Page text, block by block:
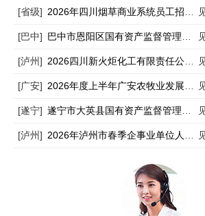
[省级] 2026年四川烟草商业系统员工招聘134人公告（第二批）
[巴中] 巴中市恩阳区国有资产监督管理局委员会公开选聘区属国有企业副总经理的公告
[泸州] 2026四川新火炬化工有限责任公司招聘3人
[广安] 2026年度上半年广安农牧业发展有限公司公开招聘公告
[遂宁] 遂宁市大英县国有资产监督管理局面向社会市场化招聘县属国有企业工作人员的公告
[泸州] 2026年泸州市春季企事业单位人才岗位需求信息公告（5175名）